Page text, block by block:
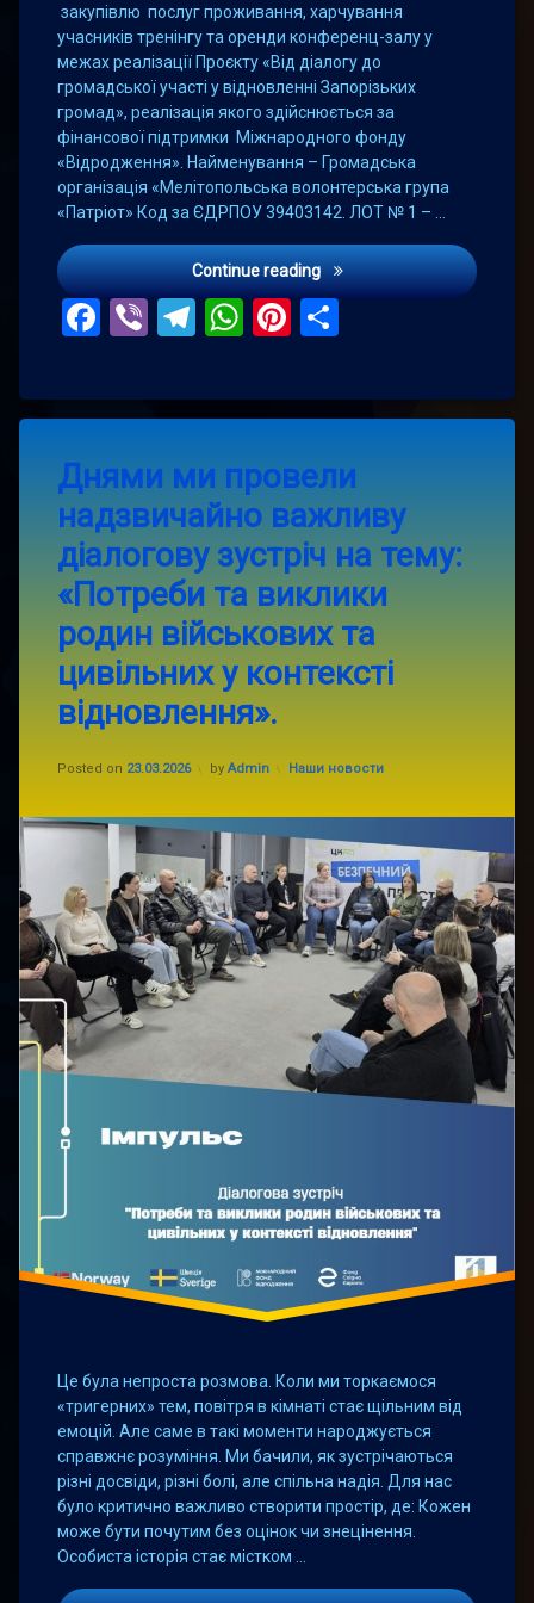
закупівлю послуг проживання, харчування
учасників тренінгу та оренди конференц-залу у
межах реалізації Проєкту «Від діалогу до
громадської участі у відновленні Запорізьких
громад», реалізація якого здійснюється за
фінансової підтримки Міжнародного фонду
«Відродження». Найменування – Громадська
організація «Мелітопольська волонтерська група
«Патріот» Код за ЄДРПОУ 39403142. ЛОТ № 1 – …
Continue readingТендер на закупівлю
Facebook
ViberTelegram
WhatsApp
Pinterest
Днями ми провели
надзвичайно важливу
діалогову зустріч на тему:
«Потреби та виклики
родин військових та
цивільних у контексті
відновлення».
Posted on 23.03.2026
Updated on 23.03.2026
by Admin Categories:
Наши новости
Це була непроста розмова. Коли ми торкаємося
«тригерних» тем, повітря в кімнаті стає щільним від
емоцій. Але саме в такі моменти народжується
справжнє розуміння. Ми бачили, як зустрічаються
різні досвіди, різні болі, але спільна надія. Для нас
було критично важливо створити простір, де: Кожен
може бути почутим без оцінок чи знецінення.
Особиста історія стає містком …
a
Comment
on
Днями
ми
провели
надзвичайно
діалогову
зустріч
на
тему:
«Потреби
виклики
та
контексті
відновлення».